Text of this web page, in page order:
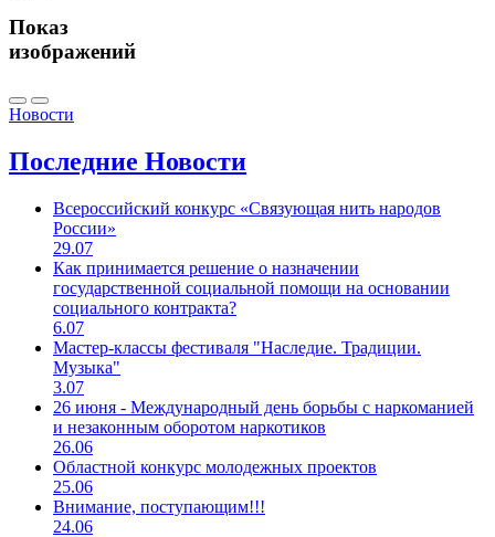
Показ
изображений
Новости
Последние Новости
Всероссийский конкурс «Связующая нить народов
России»
29.07
Как принимается решение о назначении
государственной социальной помощи на основании
социального контракта?
6.07
Мастер-классы фестиваля "Наследие. Традиции.
Музыка"
3.07
26 июня - Международный день борьбы с наркоманией
и незаконным оборотом наркотиков
26.06
Областной конкурс молодежных проектов
25.06
Внимание, поступающим!!!
24.06